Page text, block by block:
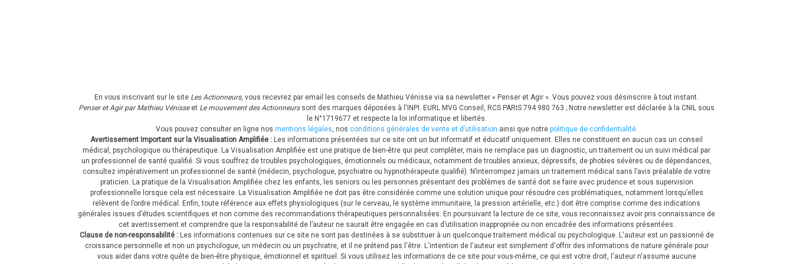
En vous inscrivant sur le site Les Actionneurs, vous recevrez par email les conseils de Mathieu Vénisse via sa newsletter « Penser et Agir ». Vous pouvez vous désinscrire à tout instant.
Penser et Agir par Mathieu Vénisse et Le mouvement des Actionneurs sont des marques déposées à l'INPI. EURL MVG Conseil, RCS PARIS 794 980 763 ; Notre newsletter est déclarée à la CNIL sous
le N°1719677 et respecte la loi informatique et libertés.
Vous pouvez consulter en ligne nos mentions légales , nos conditions générales de vente et d’utilisation ainsi que notre politique de confidentialité.
Avertissement Important sur la Visualisation Amplifiée : Les informations présentées sur ce site ont un but informatif et éducatif uniquement. Elles ne constituent en aucun cas un conseil
médical, psychologique ou thérapeutique. La Visualisation Amplifiée est une pratique de bien-être qui peut compléter, mais ne remplace pas un diagnostic, un traitement ou un suivi médical par
un professionnel de santé qualifié. Si vous souffrez de troubles psychologiques, émotionnels ou médicaux, notamment de troubles anxieux, dépressifs, de phobies sévères ou de dépendances,
consultez impérativement un professionnel de santé (médecin, psychologue, psychiatre ou hypnothérapeute qualifié). N’interrompez jamais un traitement médical sans l’avis préalable de votre
praticien. La pratique de la Visualisation Amplifiée chez les enfants, les seniors ou les personnes présentant des problèmes de santé doit se faire avec prudence et sous supervision
professionnelle lorsque cela est nécessaire. La Visualisation Amplifiée ne doit pas être considérée comme une solution unique pour résoudre ces problématiques, notamment lorsqu’elles
relèvent de l’ordre médical. Enfin, toute référence aux effets physiologiques (sur le cerveau, le système immunitaire, la pression artérielle, etc.) doit être comprise comme des indications
générales issues d’études scientifiques et non comme des recommandations thérapeutiques personnalisées. En poursuivant la lecture de ce site, vous reconnaissez avoir pris connaissance de
cet avertissement et comprendre que la responsabilité de l’auteur ne saurait être engagée en cas d’utilisation inappropriée ou non encadrée des informations présentées.
Clause de non-responsabilité : Les informations contenues sur ce site ne sont pas destinées à se substituer à un quelconque traitement médical ou psychologique. L'auteur est un passionné de
croissance personnelle et non un psychologue, un médecin ou un psychiatre, et il ne prétend pas l'être. L'intention de l'auteur est simplement d'offrir des informations de nature générale pour
vous aider dans votre quête de bien-être physique, émotionnel et spirituel. Si vous utilisez les informations de ce site pour vous-même, ce qui est votre droit, l'auteur n'assume aucune